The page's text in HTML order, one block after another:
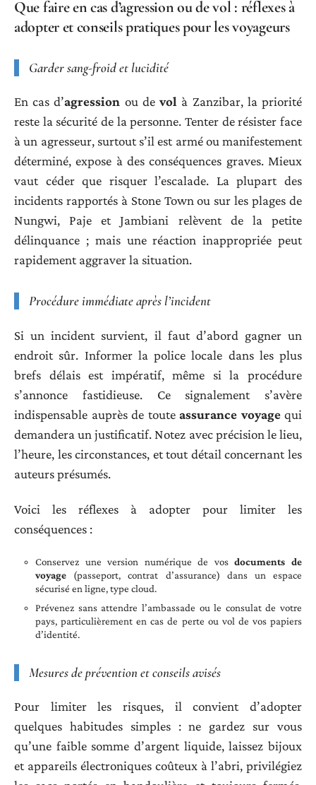
Que faire en cas d’agression ou de vol : réflexes à
adopter et conseils pratiques pour les voyageurs
Garder sang-froid et lucidité
En cas d’agression ou devol à Zanzibar, la priorité
reste la sécurité de la personne. Tenter de résister face
à un agresseur, surtout s’il est armé ou manifestement
déterminé, expose à des conséquences graves. Mieux
vaut céder que risquer l’escalade. La plupart des
incidents rapportés à Stone Town ou sur les plages de
Nungwi, Paje et Jambiani relèvent de la petite
délinquance ; mais une réaction inappropriée peut
rapidement aggraver la situation.
Procédure immédiate après l’incident
Si un incident survient, il faut d’abord gagner un
endroit sûr. Informer la police locale dans les plus
brefs délais est impératif, même si la procédure
s’annonce fastidieuse. Ce signalement s’avère
indispensable auprès de toute assurance voyagequi
demandera un justificatif. Notez avec précision le lieu,
l’heure, les circonstances, et tout détail concernant les
auteurs présumés.
Voici les réflexes à adopter pour limiter les
conséquences :
Conservez une version numérique de vosdocuments de
voyage (passeport, contrat d’assurance) dans un espace
sécurisé en ligne, type cloud.
Prévenez sans attendre l’ambassade ou le consulat de votre
pays, particulièrement en cas de perte ou vol de vos papiers
d’identité.
Mesures de prévention et conseils avisés
Pour limiter les risques, il convient d’adopter
quelques habitudes simples : ne gardez sur vous
qu’une faible somme d’argent liquide, laissez bijoux
et appareils électroniques coûteux à l’abri, privilégiez